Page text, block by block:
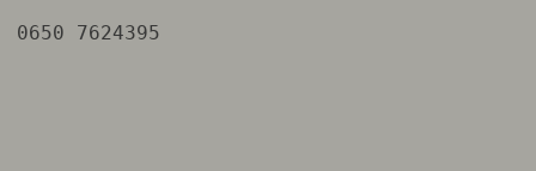
0650 7624395